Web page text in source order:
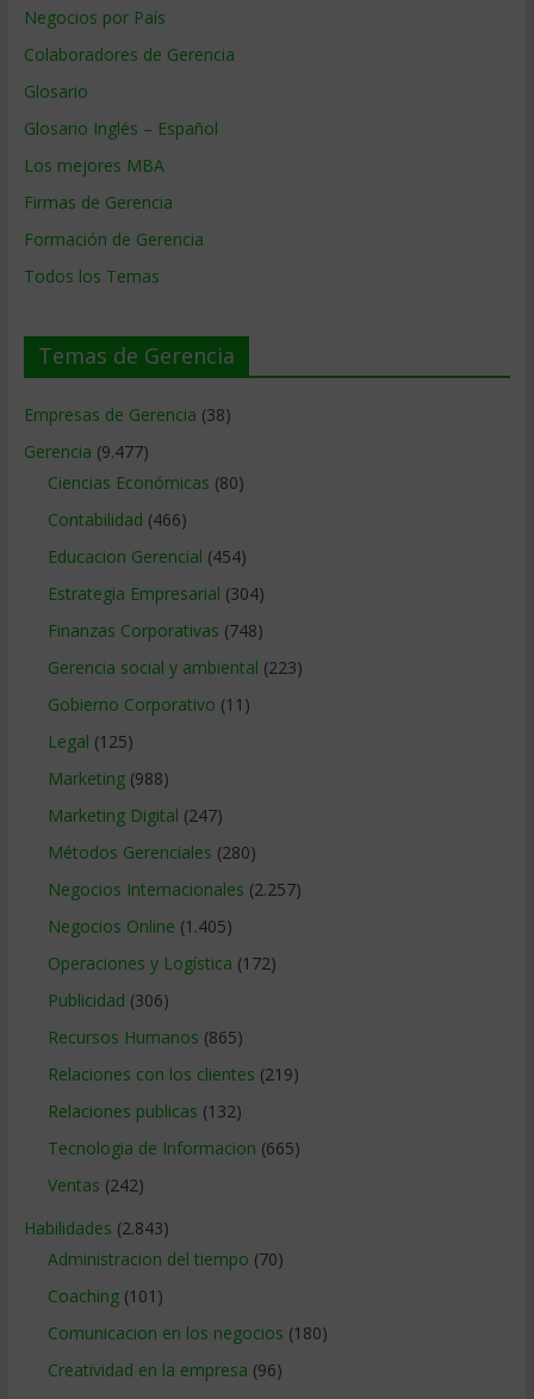
Negocios por País
Colaboradores de Gerencia
Glosario
Glosario Inglés – Español
Los mejores MBA
Firmas de Gerencia
Formación de Gerencia
Todos los Temas
Temas de Gerencia
Empresas de Gerencia (38)
Gerencia (9.477)
Ciencias Económicas (80)
Contabilidad (466)
Educacion Gerencial (454)
Estrategia Empresarial (304)
Finanzas Corporativas (748)
Gerencia social y ambiental (223)
Gobierno Corporativo (11)
Legal (125)
Marketing(988)
Marketing Digital (247)
Métodos Gerenciales (280)
Negocios Internacionales (2.257)
Negocios Online (1.405)
Operaciones y Logística (172)
Publicidad (306)
Recursos Humanos (865)
Relaciones con los clientes (219)
Relaciones publicas (132)
Tecnologia de Informacion (665)
Ventas (242)
Habilidades (2.843)
Administracion del tiempo (70)
Coaching(101)
Comunicacion en los negocios (180)
Creatividad en la empresa (96)